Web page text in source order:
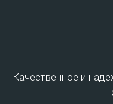
Качественное и
Услуги Облачного
«Транстелеком»
которое позволяет
конфигурируемый